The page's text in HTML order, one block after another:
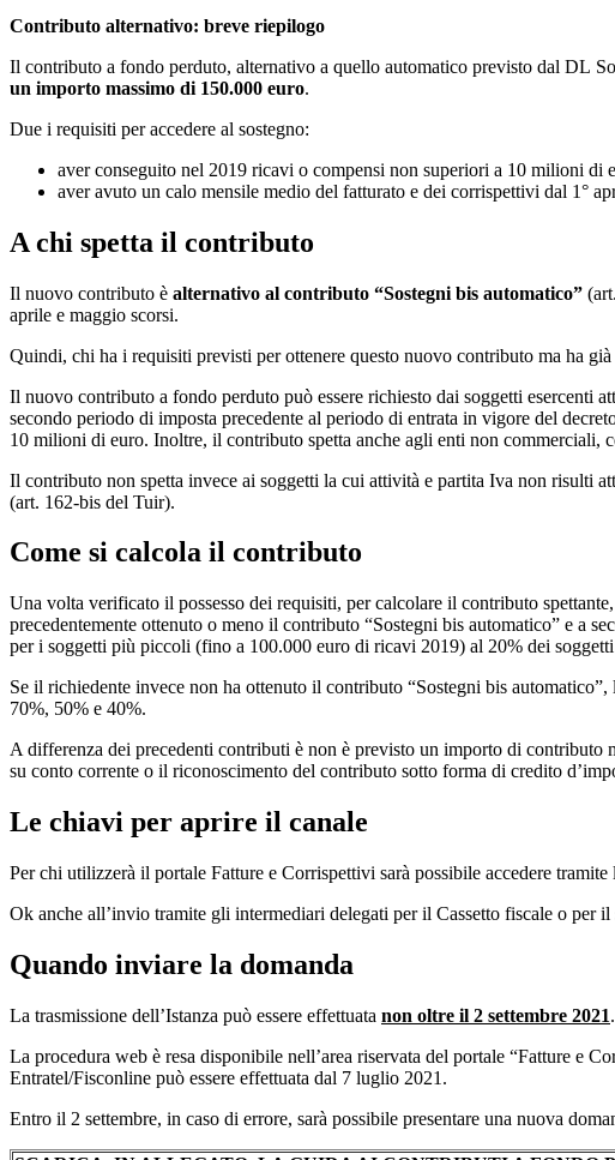
Contributo alternativo: breve riepilogo
Il contributo a fondo perduto, alternativo a quello automatico previsto dal DL
un importo massimo di 150.000 euro.
Due i requisiti per accedere al sostegno:
aver conseguito nel 2019 ricavi o compensi non superiori a 10 milioni di
aver avuto un calo mensile medio del fatturato e dei corrispettivi dal 1°
A chi spetta il contributo
Il nuovo contributo è alternativo al contributo “Sostegni bis automatico”
aprile e maggio scorsi.
Quindi, chi ha i requisiti previsti per ottenere questo nuovo contributo ma ha
Il nuovo contributo a fondo perduto può essere richiesto dai soggetti esercenti
secondo periodo di imposta precedente al periodo di entrata in vigore del
10 milioni di euro. Inoltre, il contributo spetta anche agli enti non
Il contributo non spetta invece ai soggetti la cui attività e partita Iva non risulti
(art. 162-bis del Tuir).
Come si calcola il contributo
Una volta verificato il possesso dei requisiti, per calcolare il contributo
precedentemente ottenuto o meno il contributo “Sostegni bis automatico” e a
per i soggetti più piccoli (fino a 100.000 euro di ricavi 2019) al 20% dei
Se il richiedente invece non ha ottenuto il contributo “Sostegni bis
70%, 50% e 40%.
A differenza dei precedenti contributi è non è previsto un importo di contributo
su conto corrente o il riconoscimento del contributo sotto forma di credito
Le chiavi per aprire il canale
Per chi utilizzerà il portale Fatture e Corrispettivi sarà possibile accedere
Ok anche all’invio tramite gli intermediari delegati per il Cassetto fiscale o per
Quando inviare la domanda
La trasmissione dell’Istanza può essere effettuata non oltre il 2 settembre 2021.
La procedura web è resa disponibile nell’area riservata del portale “Fatture e
Entratel/Fisconline può essere effettuata dal 7 luglio 2021.
Entro il 2 settembre, in caso di errore, sarà possibile presentare una nuova